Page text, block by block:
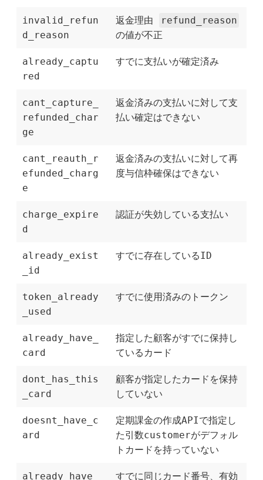
invalid_refun
d_reason
返金理由
refund_reason
の値が不正
already_captu
red
すでに支払いが確定済み
cant_capture_
refunded_char
ge
返金済みの支払いに対して支
払い確定はできない
cant_reauth_r
efunded_charg
e
返金済みの支払いに対して再
度与信枠確保はできない
charge_expire
d
認証が失効している支払い
already_exist
_id
すでに存在しているID
token_already
_used
すでに使用済みのトークン
already_have_
card
指定した顧客がすでに保持し
ているカード
dont_has_this
_card
顧客が指定したカードを保持
していない
doesnt_have_c
ard
定期課金の作成APIで指定し
た引数customerがデフォル
トカードを持っていない
already_have_ すでに同じカード番号、有効